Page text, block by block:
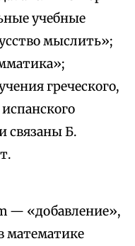
учебные
мыслить»;
греческого,
связаны Б.
— «добавление»,
математике